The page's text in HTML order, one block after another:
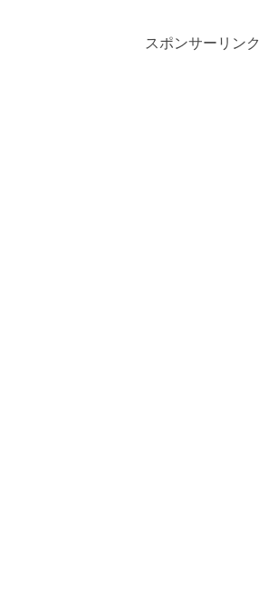
スポンサーリンク